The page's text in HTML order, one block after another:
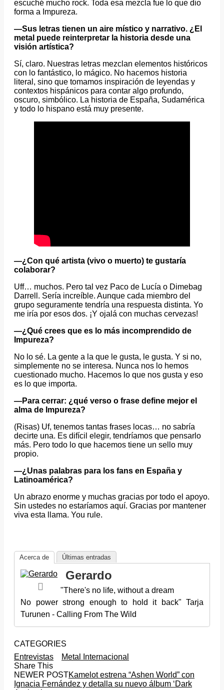
escuché mucho rock. Toda esa mezcla fue lo que dio
forma a Impureza.
—Sus letras tienen un aire místico y narrativo. ¿El
metal puede reinterpretar la historia desde una
visión artística?
Sí, claro. Nuestras letras mezclan elementos históricos
con lo fantástico, lo mágico. No hacemos historia
literal, sino que tomamos inspiración de leyendas y
contextos hispánicos para contar algo profundo,
oscuro, simbólico. La historia de España, Sudamérica
y todo lo hispano está muy presente.
—¿Con qué artista (vivo o muerto) te gustaría
colaborar?
Uff… muchos. Pero tal vez Paco de Lucía o Dimebag
Darrell. Sería increíble. Aunque cada miembro del
grupo seguramente tendría una respuesta distinta. Yo
me iría por esos dos. ¡Y ojalá con muchas cervezas!
—¿Qué crees que es lo más incomprendido de
Impureza?
No lo sé. La gente a la que le gusta, le gusta. Y si no,
simplemente no se interesa. Nunca nos lo hemos
cuestionado mucho. Hacemos lo que nos gusta y eso
es lo que importa.
—Para cerrar: ¿qué verso o frase define mejor el
alma de Impureza?
(Risas) Uf, tenemos tantas frases locas… no sabría
decirte una. Es difícil elegir, tendríamos que pensarlo
más. Pero todo lo que hacemos tiene un sello muy
propio.
—¿Unas palabras para los fans en España y
Latinoamérica?
Un abrazo enorme y muchas gracias por todo el apoyo.
Sin ustedes no estaríamos aquí. Gracias por mantener
viva esta llama. You rule.
Acerca de Últimas entradas
Gerardo
"There's no life, without a dream
No power strong enough to hold it back" Tarja
Turunen - Calling From The Wild
CATEGORIES
Entrevistas
Metal Internacional
Share This
NEWER POSTKamelot estrena “Ashen World” con
Ignacia Fernández y detalla su nuevo álbum ‘Dark